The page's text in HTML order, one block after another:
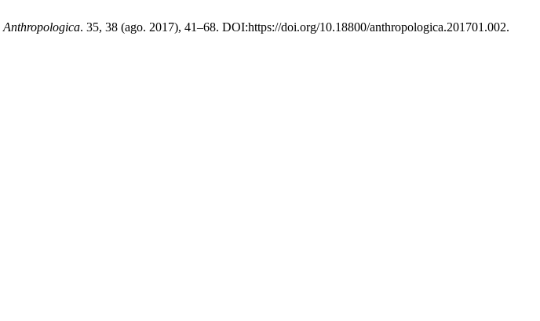
Anthropologica. 35, 38 (ago. 2017), 41–68. DOI:https://doi.org/10.18800/anthropologica.201701.002.